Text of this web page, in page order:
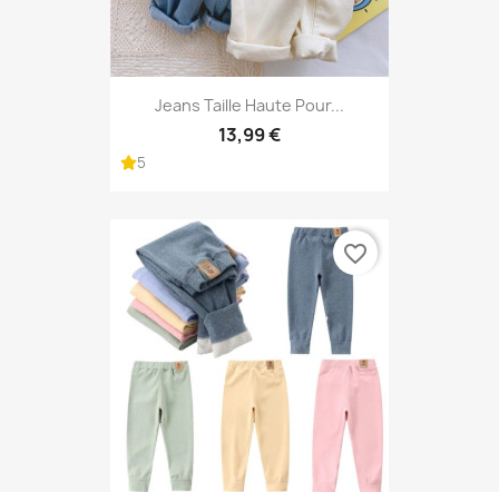
Jeans Taille Haute Pour...
13,99 €
5
favorite_border